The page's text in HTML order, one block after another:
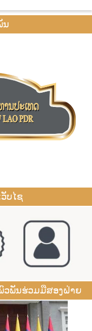
ນ
ບໄຊ
ພັນຮ່ວມມືສອງຝ່າຍ